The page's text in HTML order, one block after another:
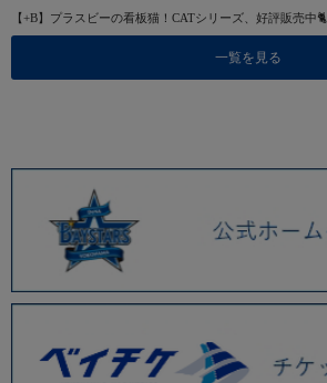
【+B】プラスビーの看板猫！CATシリーズ、好評販売中🐈
一覧を見る